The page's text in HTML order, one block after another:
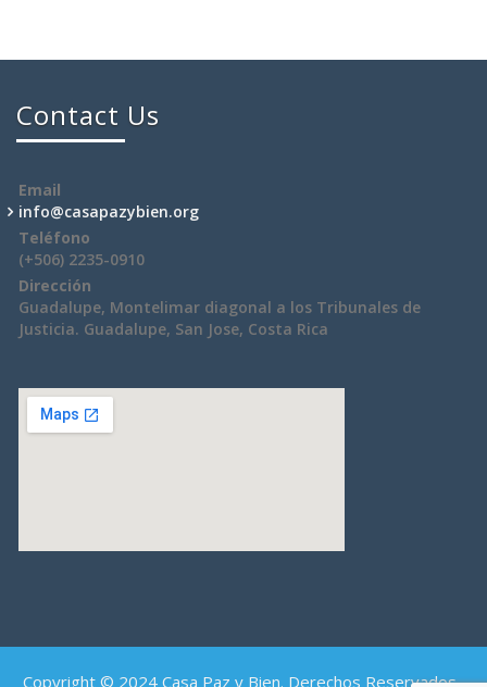
Contact Us
Email
info@casapazybien.org
Teléfono
(+506) 2235-0910
Dirección
Guadalupe, Montelimar diagonal a los Tribunales de
Justicia. Guadalupe, San Jose, Costa Rica
Copyright © 2024 Casa Paz y Bien. Derechos Reservados.